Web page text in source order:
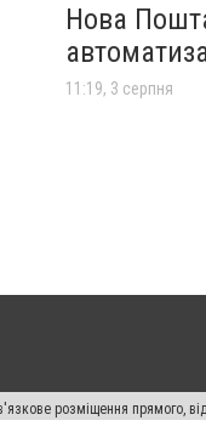
Нова
11:19, 3 серпня
розміщення прямого,